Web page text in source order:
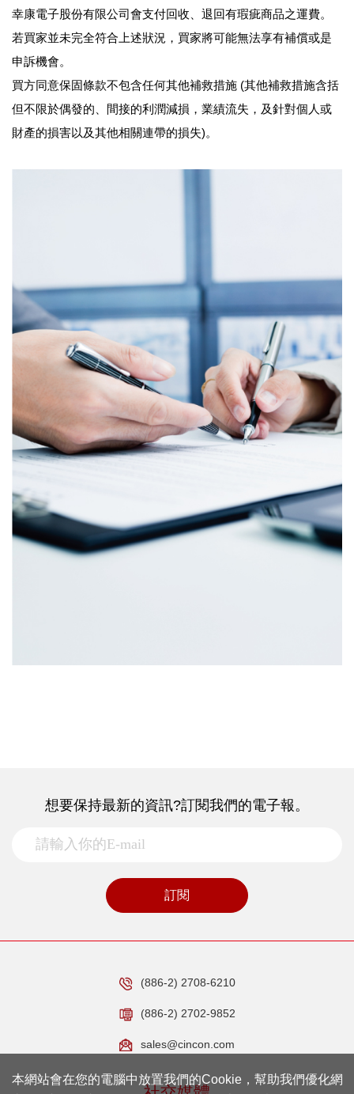
幸康電子股份有限公司會支付回收、退回有瑕疵商品之運費。
若買家並未完全符合上述狀況，買家將可能無法享有補償或是
申訴機會。
買方同意保固條款不包含任何其他補救措施 (其他補救措施含括
但不限於偶發的、間接的利潤減損，業績流失，及針對個人或
財產的損害以及其他相關連帶的損失)。
想要保持最新的資訊?訂閱我們的電子報。
訂閱
(886-2) 2708-6210
(886-2) 2702-9852
sales@cincon.com
本網站會在您的電腦中放置我們的Cookie，幫助我們優化網